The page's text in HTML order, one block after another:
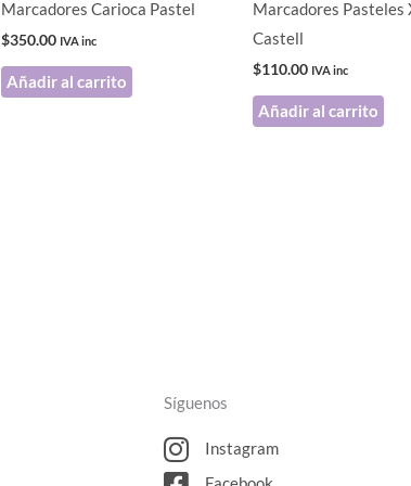
Marcadores Carioca Pastel
$350.00 IVA inc
Añadir al carrito
Marcadores Pasteles
Castell
$110.00 IVA inc
Añadir al carrito
Síguenos
Instagram